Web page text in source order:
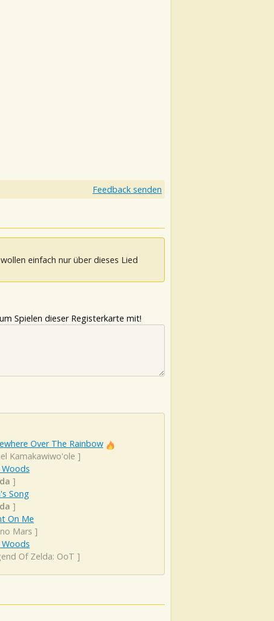
Feedback senden
einfach nur über dieses Lied
Spielen dieser Registerkarte mit!
Over The Rainbow
Kamakawiwo'ole ]
]
Song
]
On Me
Mars ]
Of Zelda: OoT ]